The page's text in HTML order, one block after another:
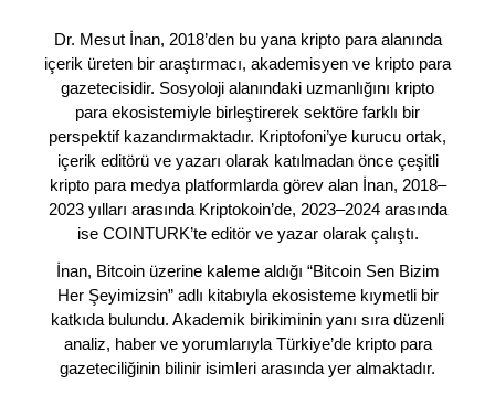
Dr. Mesut İnan, 2018’den bu yana kripto para alanında
içerik üreten bir araştırmacı, akademisyen ve kripto para
gazetecisidir. Sosyoloji alanındaki uzmanlığını kripto
para ekosistemiyle birleştirerek sektöre farklı bir
perspektif kazandırmaktadır. Kriptofoni’ye kurucu ortak,
içerik editörü ve yazarı olarak katılmadan önce çeşitli
kripto para medya platformlarda görev alan İnan, 2018–
2023 yılları arasında Kriptokoin’de, 2023–2024 arasında
ise COINTURK’te editör ve yazar olarak çalıştı.
İnan, Bitcoin üzerine kaleme aldığı “Bitcoin Sen Bizim
Her Şeyimizsin” adlı kitabıyla ekosisteme kıymetli bir
katkıda bulundu. Akademik birikiminin yanı sıra düzenli
analiz, haber ve yorumlarıyla Türkiye’de kripto para
gazeteciliğinin bilinir isimleri arasında yer almaktadır.